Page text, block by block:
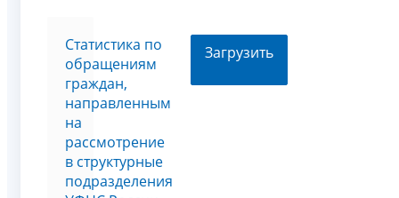
Статистика по
обращениям
граждан,
направленным
на
рассмотрение
в структурные
подразделения
Загрузить